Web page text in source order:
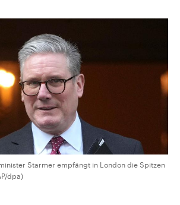
anstehenden
Programm Podcasts
Starmer empfängt in London die Spitzen
dpa)